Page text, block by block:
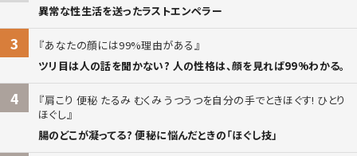
異常な性生活を送ったラストエンペラー
3
あなたの顔には99%理由がある
ツリ目は人の話を聞かない? 人の性格は、顔を見れば99%わかる。
4
肩こり 便秘 たるみ むくみ うつうつを自分の手でときほぐす! ひとり
ほぐし
腸のどこが凝ってる? 便秘に悩んだときの「ほぐし技」